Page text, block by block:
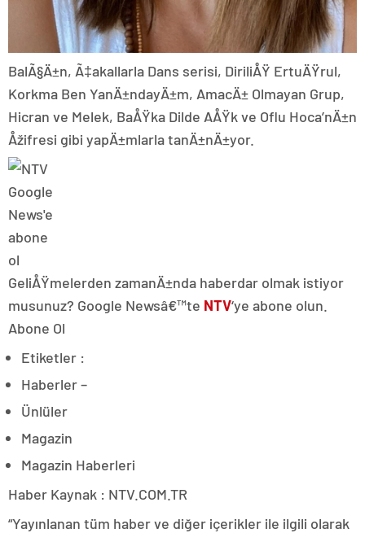
BalÃ§Ä±n, Ã‡akallarla Dans serisi, DiriliÅŸ ErtuÄŸrul,
Korkma Ben YanÄ±ndayÄ±m, AmacÄ± Olmayan Grup,
Hicran ve Melek, BaÅŸka Dilde AÅŸk ve Oflu Hoca’nÄ±n
Åžifresi gibi yapÄ±mlarla tanÄ±nÄ±yor.
GeliÅŸmelerden zamanÄ±nda haberdar olmak istiyor
musunuz? Google Newsâ€™te NTV‘ye abone olun.
Abone Ol
Etiketler :
Haberler –
Ünlüler
Magazin
Magazin Haberleri
Haber Kaynak : NTV.COM.TR
“Yayınlanan tüm haber ve diğer içerikler ile ilgili olarak